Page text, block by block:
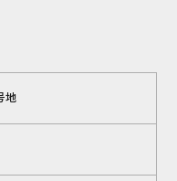
地